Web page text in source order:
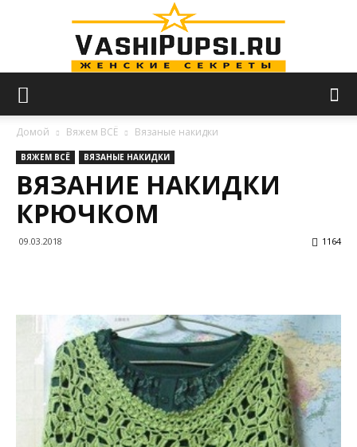
—
секреты
Домой Вяжем ВСЁ Вязаные накидки
ВЯЖЕМ ВСЁ ВЯЗАНЫЕ НАКИДКИ
ВЯЗАНИЕ НАКИДКИ
КРЮЧКОМ
09.03.2018 1164